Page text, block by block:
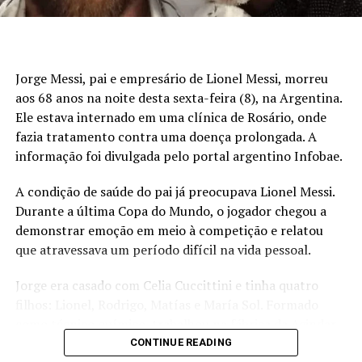
UP NEXT
DON'T MISS
Cade determina suspensão da moratória da soja e abre
investigação contra tradings
Jorge Messi, pai e empresário de Lionel Messi, morreu
aos 68 anos na noite desta sexta-feira (8), na Argentina.
Ele estava internado em uma clínica de Rosário, onde
fazia tratamento contra uma doença prolongada. A
informação foi divulgada pelo portal argentino Infobae.
A condição de saúde do pai já preocupava Lionel Messi.
Durante a última Copa do Mundo, o jogador chegou a
demonstrar emoção em meio à competição e relatou
que atravessava um período difícil na vida pessoal.
Jorge era casado com Celia Cuccittini e tinha quatro
onde chegou ao cargo de gerente. Na juventude,
CONTINUE READING